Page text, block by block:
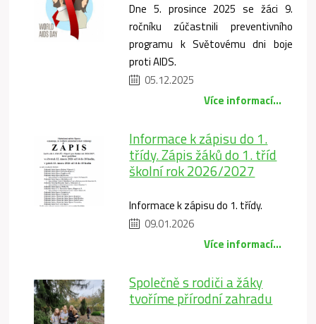
Dne 5. prosince 2025 se žáci 9.
ročníku zúčastnili preventivního
programu k Světovému dni boje
proti AIDS.
05.12.2025
Více informací...
Informace k zápisu do 1.
třídy. Zápis žáků do 1. tříd
školní rok 2026/2027
Informace k zápisu do 1. třídy.
09.01.2026
Více informací...
Společně s rodiči a žáky
tvoříme přírodní zahradu